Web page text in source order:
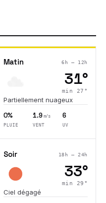
Matin 6h – 12h
31°
min 27 °
Partiellement nuageux
0%
PLUIE
1.9 m/s
VENT
6
UV
Soir 18h – 24h
33°
min 29 °
Ciel dégagé